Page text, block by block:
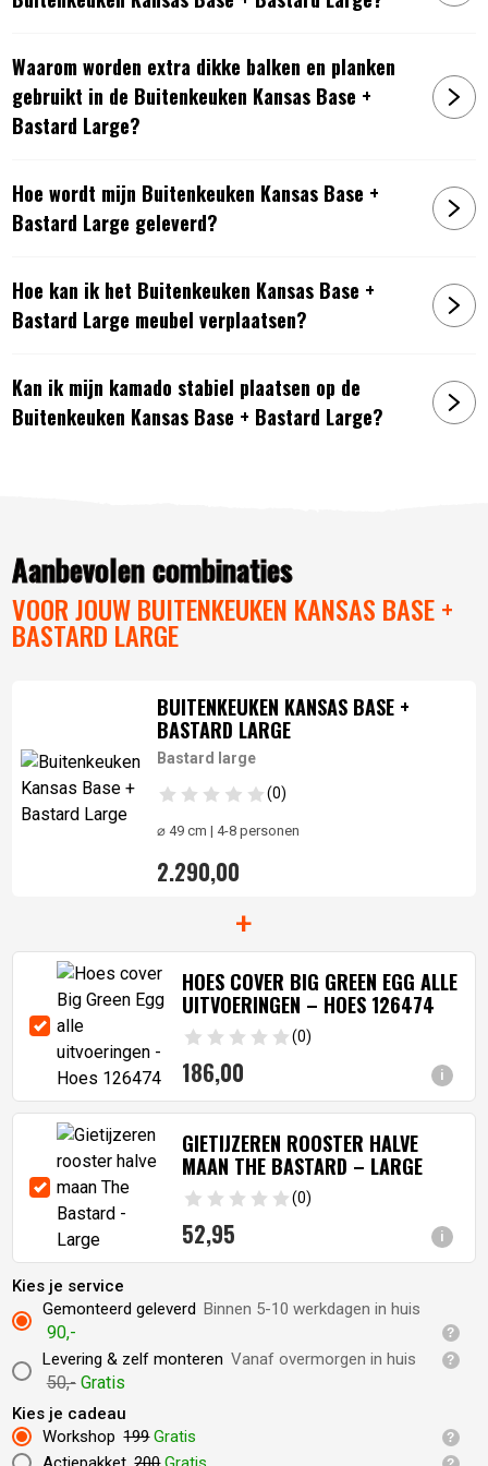
Waarom worden extra dikke balken en planken
gebruikt in de Buitenkeuken Kansas Base +
Bastard Large?
Hoe wordt mijn Buitenkeuken Kansas Base +
Bastard Large geleverd?
Hoe kan ik het Buitenkeuken Kansas Base +
Bastard Large meubel verplaatsen?
Kan ik mijn kamado stabiel plaatsen op de
Buitenkeuken Kansas Base + Bastard Large?
Aanbevolen combinaties
VOOR JOUW BUITENKEUKEN KANSAS BASE +
BASTARD LARGE
BUITENKEUKEN KANSAS BASE +
BASTARD LARGE
Bastard large
(0)
⌀ 49 cm | 4-8 personen
2.290,00
+
i
HOES COVER BIG GREEN EGG ALLE
UITVOERINGEN – HOES 126474
(0)
186,00
i
GIETIJZEREN ROOSTER HALVE
MAAN THE BASTARD – LARGE
(0)
52,95
Kies je service
Gemonteerd geleverd Binnen 5-10 werkdagen in huis
90,-
Levering & zelf monteren Vanaf overmorgen in huis
50,- Gratis
Kies je cadeau
Workshop 199Gratis